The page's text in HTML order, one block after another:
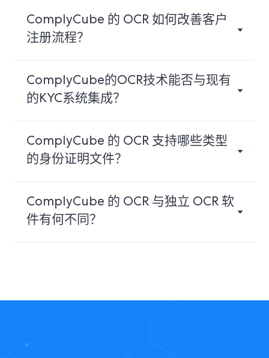
ComplyCube 的 OCR 如何改善客户
注册流程？
ComplyCube的OCR技术能否与现有
的KYC系统集成？
ComplyCube 的 OCR 支持哪些类型
的身份证明文件？
ComplyCube 的 OCR 与独立 OCR 软
件有何不同？